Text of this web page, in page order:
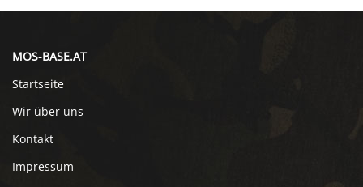
MOS-BASE.AT
Startseite
Wir über uns
Kontakt
Impressum